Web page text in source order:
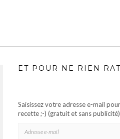
ET POUR NE RIEN
Saisissez votre adresse e-mail
recette ;-) (gratuit et sans publicité)